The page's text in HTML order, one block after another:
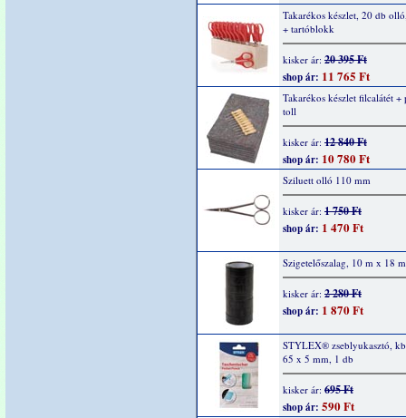
Takarékos készlet, 20 db
+ tartóblokk
kisker ár: 20 395 Ft
shop ár: 11 765 Ft
Takarékos készlet filcalátét
toll
kisker ár: 12 840 Ft
shop ár: 10 780 Ft
Sziluett olló 110 mm
kisker ár: 1 750 Ft
shop ár: 1 470 Ft
Szigetelőszalag, 10 m x 18
kisker ár: 2 280 Ft
shop ár: 1 870 Ft
STYLEX® zseblyukasztó,
65 x 5 mm, 1 db
kisker ár: 695 Ft
shop ár: 590 Ft